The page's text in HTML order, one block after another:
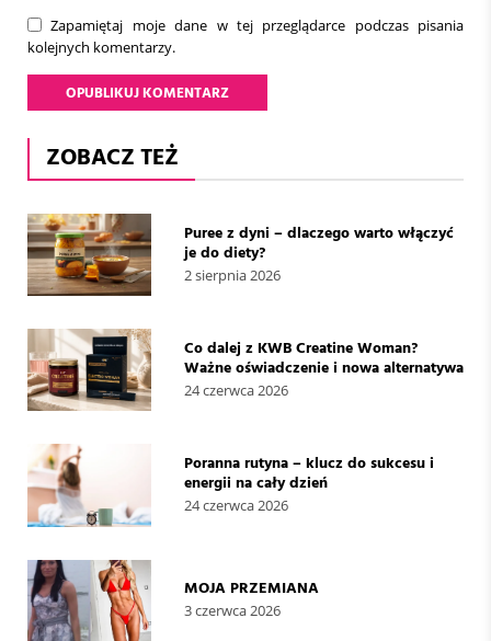
Zapamiętaj moje dane w tej przeglądarce podczas pisania
kolejnych komentarzy.
ZOBACZ TEŻ
Puree z dyni – dlaczego warto włączyć
je do diety?
2 sierpnia 2026
Co dalej z KWB Creatine Woman?
Ważne oświadczenie i nowa alternatywa
24 czerwca 2026
Poranna rutyna – klucz do sukcesu i
energii na cały dzień
24 czerwca 2026
MOJA PRZEMIANA
3 czerwca 2026